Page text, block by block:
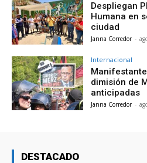
Despliegan
Humana en
ciudad
Janna Corredor -
Internacional
dimisión de
anticipadas
Janna Corredor -
DESTACADO